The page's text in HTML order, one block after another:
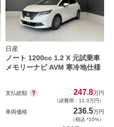
日産
ノート 1200cc 1.2 X 元試乗車
メモリーナビ AVM 寒冷地仕様
支払総額 247.8万円
（諸費用：11.3万円）
車両価格 236.5万円
（税込 *10%）